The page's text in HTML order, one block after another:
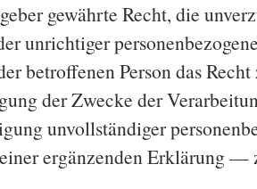
gewährte Recht, die
unrichtiger
betroffenen Person das
der Zwecke der
unvollständiger
ergänzenden Erklärung —